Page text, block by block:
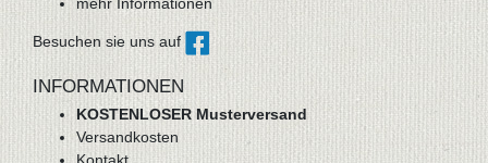
Besuchen sie uns auf
INFORMATIONEN
KOSTENLOSER Musterversand
Versandkosten